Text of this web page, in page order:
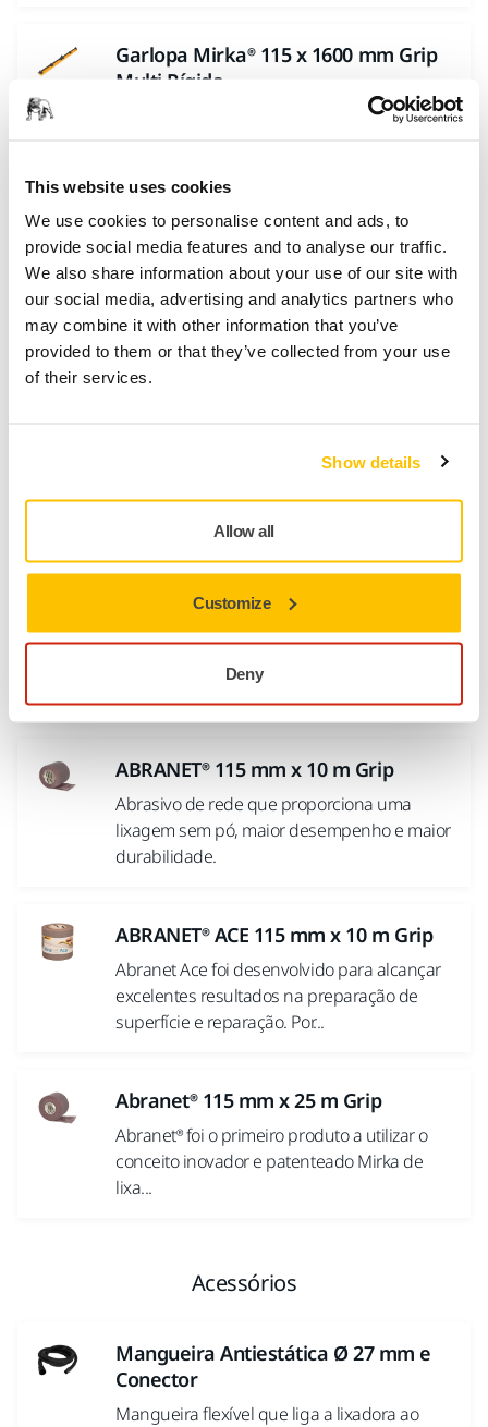
This website uses cookies
We use cookies to personalise content and ads, to
provide social media features and to analyse our traffic.
We also share information about your use of our site with
our social media, advertising and analytics partners who
may combine it with other information that you’ve
provided to them or that they’ve collected from your use
of their services.
Show details
Allow all
Customize
Deny
Garlopa Mirka® 115 x 1600 mm Grip
Multi Rígida
Garlopa especial para lixagem de massa e
Garlopa Mirka® 115 x 680 mm Grip
Multi Rígida
Garlopa especial para a lixagem de massa e
aparelho em cascos, compatível com
extração de...
Aspirador industrial Classe M. 250 mbar de
aspiração e 4500 l/min de fluxo de ar....
Galaxy 115 mm x 230 mm Multifit
Grip Perforated roll
Os grãos cerâmicos azuis autoafiáveis do
Galaxy foram concebidos para evitar o
entupimento. São criados...
ABRANET® 115 mm x 10 m Grip
Abrasivo de rede que proporciona uma
lixagem sem pó, maior desempenho e maior
durabilidade.
ABRANET® ACE 115 mm x 10 m Grip
Abranet Ace foi desenvolvido para alcançar
excelentes resultados na preparação de
superfície e reparação. Por...
Abranet® 115 mm x 25 m Grip
Abranet® foi o primeiro produto a utilizar o
conceito inovador e patenteado Mirka de
lixa...
Acessórios
Mangueira Antiestática Ø 27 mm e
Conector
Mangueira flexível que liga a lixadora ao